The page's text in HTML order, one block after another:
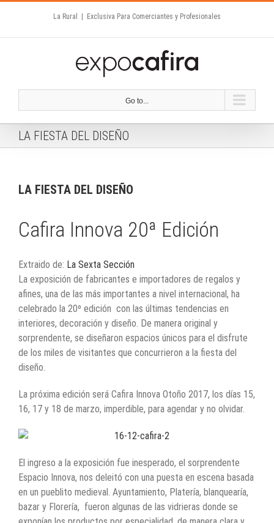
content
La Rural Exclusiva Para Comerciantes y Profesionales
Go to...
LA FIESTA DEL DISEÑO
LA FIESTA DEL DISEÑO
Cafira Innova 20ª Edición
Extraido de: La Sexta Sección
La exposición de fabricantes e importadores de regalos y
afines, una de las más importantes a nivel internacional, ha
celebrado la 20º edición con las últimas tendencias en
interiores, decoración y diseño. De manera original y
sorprendente, se diseñaron espacios únicos para el disfrute
de los miles de visitantes que concurrieron a la fiesta del
diseño.
La próxima edición será Cafira Innova Otoño 2017, los días 15,
16, 17 y 18 de marzo, imperdible, para agendar y no olvidar.
El ingreso a la exposición fue inesperado, el sorprendente
Espacio Innova, nos deleitó con una puesta en escena basada
en un pueblito medieval. Ayuntamiento, Platería, blanquearía,
bazar y Florería, fueron algunas de las vidrieras donde se